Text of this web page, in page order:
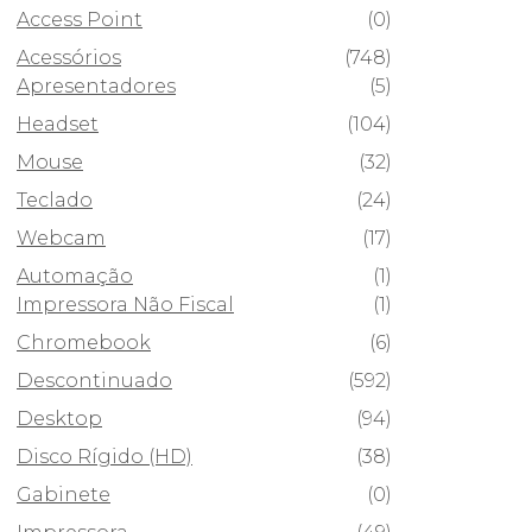
Access Point
(0)
Acessórios
(748)
Apresentadores
(5)
Headset
(104)
Mouse
(32)
Teclado
(24)
Webcam
(17)
Automação
(1)
Impressora Não Fiscal
(1)
Chromebook
(6)
Descontinuado
(592)
Desktop
(94)
Disco Rígido (HD)
(38)
Gabinete
(0)